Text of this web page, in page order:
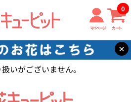
マイページ カート
0
×
いがございません。